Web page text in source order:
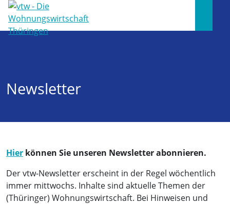
Newsletter
Hier können Sie unseren Newsletter abonnieren.
Der vtw-Newsletter erscheint in der Regel wöchentlich
immer mittwochs. Inhalte sind aktuelle Themen der
(Thüringer) Wohnungswirtschaft. Bei Hinweisen und